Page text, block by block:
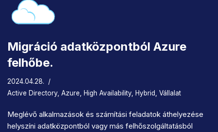
Migráció adatközpontból Azure
felhőbe.
2024.04.28.
Active Directory Azure High Availability Hybrid Vállalat
Meglévő alkalmazások és számítási feladatok áthelyezése
helyszíni adatközpontból vagy más felhőszolgáltatásból